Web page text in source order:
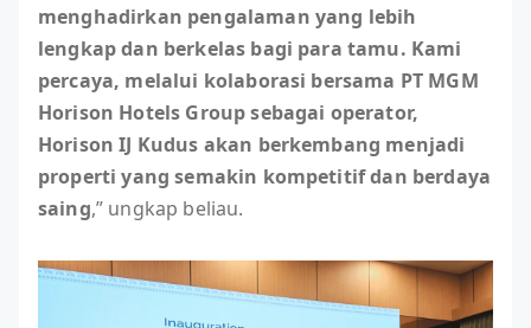
menghadirkan pengalaman yang lebih
lengkap dan berkelas bagi para tamu. Kami
percaya, melalui kolaborasi bersama PT MGM
Horison Hotels Group sebagai operator,
Horison IJ Kudus akan berkembang menjadi
properti yang semakin kompetitif dan berdaya
saing,” ungkap beliau.